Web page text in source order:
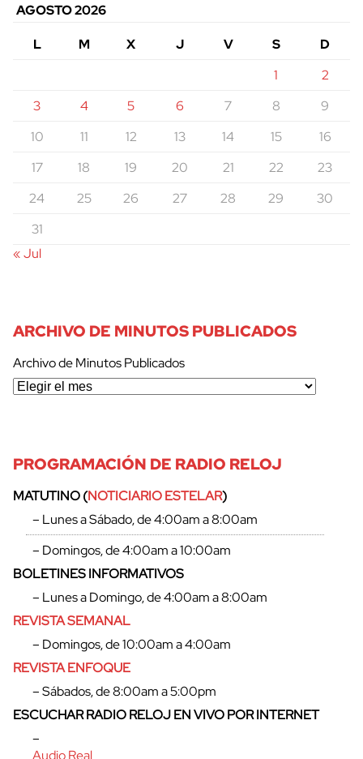
AGOSTO 2026
L
M X J V S
D
1
2
3
4 5 6 7 8
9
10
11 12 13 14 15
16
17
18 19 20 21 22
23
24
25 26 27 28 29
30
31
« Jul
ARCHIVO DE MINUTOS PUBLICADOS
Archivo de Minutos Publicados
PROGRAMACIÓN DE RADIO RELOJ
MATUTINO (NOTICIARIO ESTELAR)
– Lunes a Sábado, de 4:00am a 8:00am
– Domingos, de 4:00am a 10:00am
BOLETINES INFORMATIVOS
– Lunes a Domingo, de 4:00am a 8:00am
REVISTA SEMANAL
– Domingos, de 10:00am a 4:00am
REVISTA ENFOQUE
– Sábados, de 8:00am a 5:00pm
ESCUCHAR RADIO RELOJ EN VIVO POR INTERNET
–
Audio Real